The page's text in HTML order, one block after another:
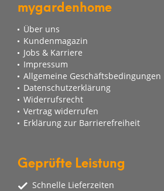
mygardenhome
Über uns
Kundenmagazin
Jobs & Karriere
Impressum
Allgemeine Geschäftsbedingungen
Datenschutzerklärung
Widerrufsrecht
Vertrag widerrufen
Erklärung zur Barrierefreiheit
Geprüfte Leistung
Schnelle Lieferzeiten